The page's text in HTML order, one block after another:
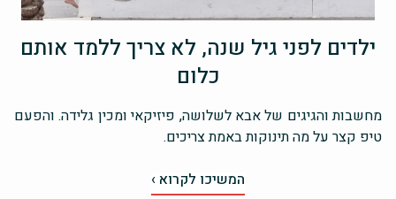
ילדים לפני גיל שנה, לא צריך ללמד אותם
כלום
מחשבות והגיגים של אבא לשלושה, פיזיקאי ומכין גלידה. והפעם
טיפ קצר על מה תינוקות באמת צריכים.
המשיכו לקרוא ›